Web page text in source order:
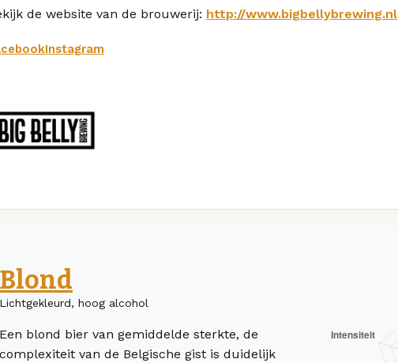
de website van de brouwerij: http://www.bigbellybrewing.nl
Instagram
Blond
Lichtgekleurd, hoog alcohol
Een blond bier van gemiddelde sterkte, de
complexiteit van de Belgische gist is duidelijk